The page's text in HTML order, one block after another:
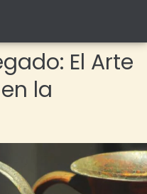
El Arte
la